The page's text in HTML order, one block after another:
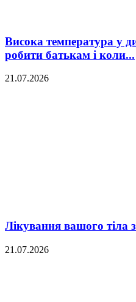
Висока температура у
робити батькам і коли...
21.07.2026
Лікування вашого тіла
21.07.2026